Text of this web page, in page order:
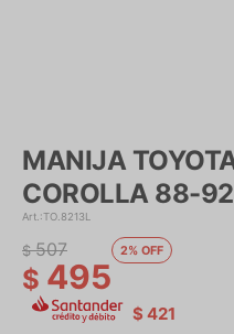
MANIJA
COROLLA 88-
TO.8213L
$ 495
$ 507 2
$ 421